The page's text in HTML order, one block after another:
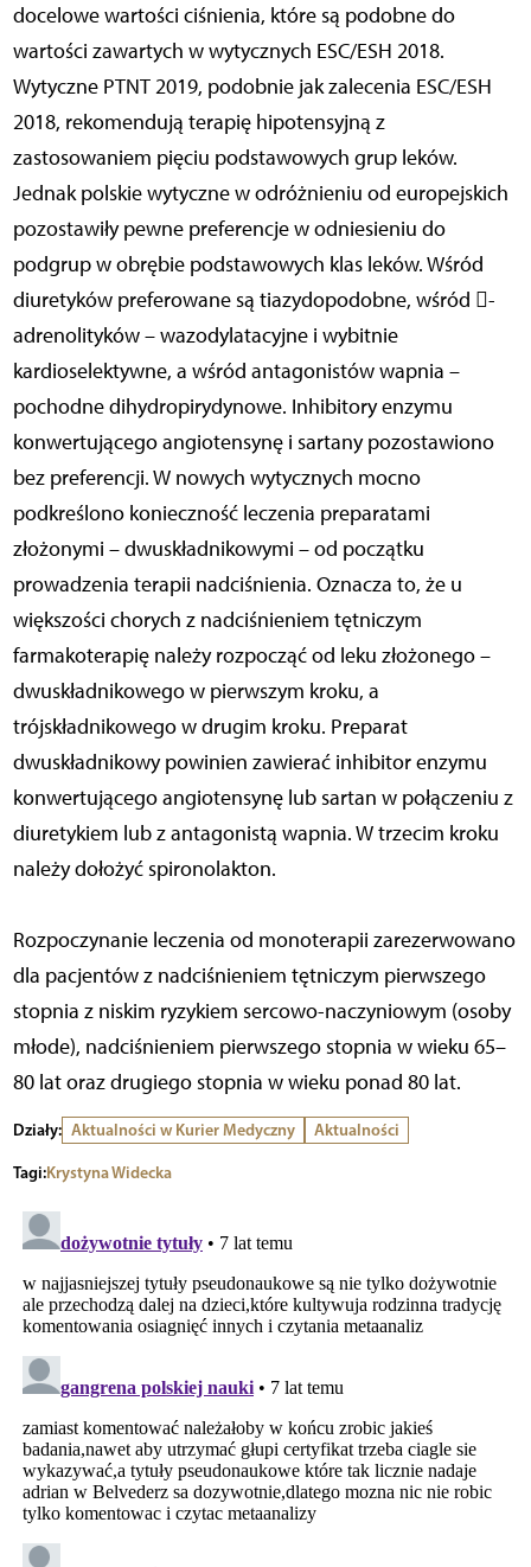
docelowe wartości ciśnienia, które są podobne do
wartości zawartych w wytycznych ESC/ESH 2018.
Wytyczne PTNT 2019, podobnie jak zalecenia ESC/ESH
2018, rekomendują terapię hipotensyjną z
zastosowaniem pięciu podstawowych grup leków.
Jednak polskie wytyczne w odróżnieniu od europejskich
pozostawiły pewne preferencje w odniesieniu do
podgrup w obrębie podstawowych klas leków. Wśród
diuretyków preferowane są tiazydopodobne, wśród -
adrenolityków – wazodylatacyjne i wybitnie
kardioselektywne, a wśród antagonistów wapnia –
pochodne dihydropirydynowe. Inhibitory enzymu
konwertującego angiotensynę i sartany pozostawiono
bez preferencji. W nowych wytycznych mocno
podkreślono konieczność leczenia preparatami
złożonymi – dwuskładnikowymi – od początku
prowadzenia terapii nadciśnienia. Oznacza to, że u
większości chorych z nadciśnieniem tętniczym
farmakoterapię należy rozpocząć od leku złożonego –
dwuskładnikowego w pierwszym kroku, a
trójskładnikowego w drugim kroku. Preparat
dwuskładnikowy powinien zawierać inhibitor enzymu
konwertującego angiotensynę lub sartan w połączeniu z
diuretykiem lub z antagonistą wapnia. W trzecim kroku
należy dołożyć spironolakton.
Rozpoczynanie leczenia od monoterapii zarezerwowano
dla pacjentów z nadciśnieniem tętniczym pierwszego
stopnia z niskim ryzykiem sercowo-naczyniowym (osoby
młode), nadciśnieniem pierwszego stopnia w wieku 65–
80 lat oraz drugiego stopnia w wieku ponad 80 lat.
Działy: Aktualności w Kurier Medyczny
Aktualności
Tagi:Krystyna Widecka